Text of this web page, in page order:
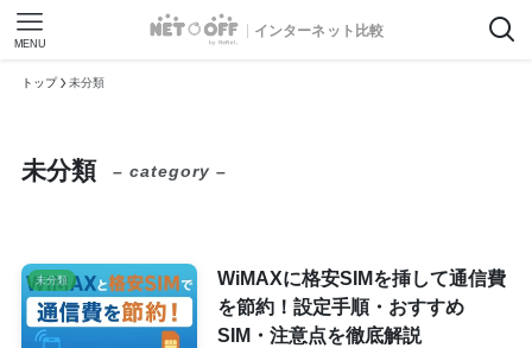
インターネット比較
MENU
トップ 未分類
未分類 – category –
未分類
WiMAXに格安SIMを挿して通信費
を節約！設定手順・おすすめ
SIM・注意点を徹底解説